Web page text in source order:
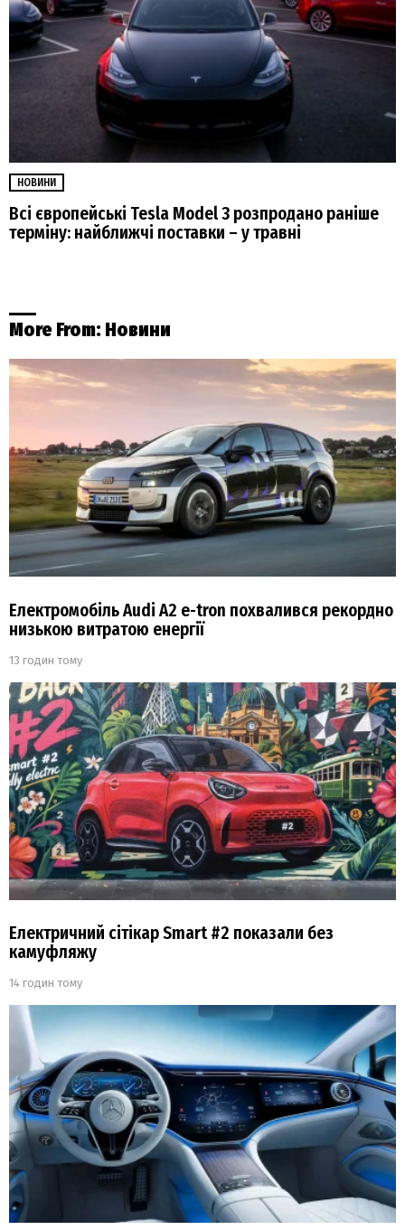
НОВИНИ
Всі європейські Tesla Model 3 розпродано раніше
терміну: найближчі поставки – у травні
More From: Новини
Електромобіль Audi A2 e-tron похвалився рекордно
низькою витратою енергії
13 годин тому
Електричний сітікар Smart #2 показали без
камуфляжу
14 годин тому